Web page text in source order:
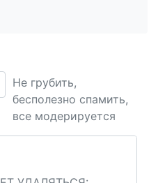
Не грубить,
бесполезно спамить,
все модерируется